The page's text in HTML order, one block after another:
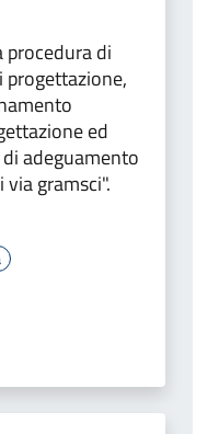
di
ed
adeguamento
gramsci".